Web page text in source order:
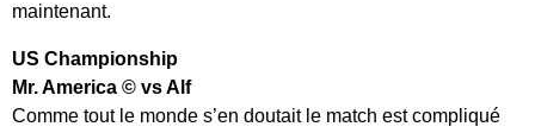
maintenant.
US Championship
Mr. America © vs Alf
Comme tout le monde s’en doutait le match est compliqué